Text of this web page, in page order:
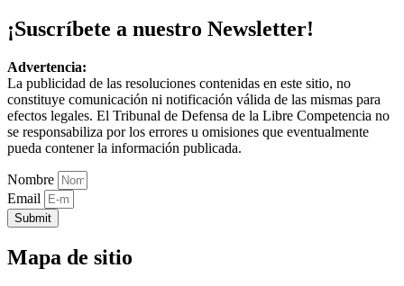
¡Suscríbete a nuestro Newsletter!
Advertencia:
La publicidad de las resoluciones contenidas en este sitio, no
constituye comunicación ni notificación válida de las mismas para
efectos legales. El Tribunal de Defensa de la Libre Competencia no
se responsabiliza por los errores u omisiones que eventualmente
pueda contener la información publicada.
Nombre
Email
Submit
Mapa de sitio